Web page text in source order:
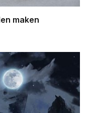
maken